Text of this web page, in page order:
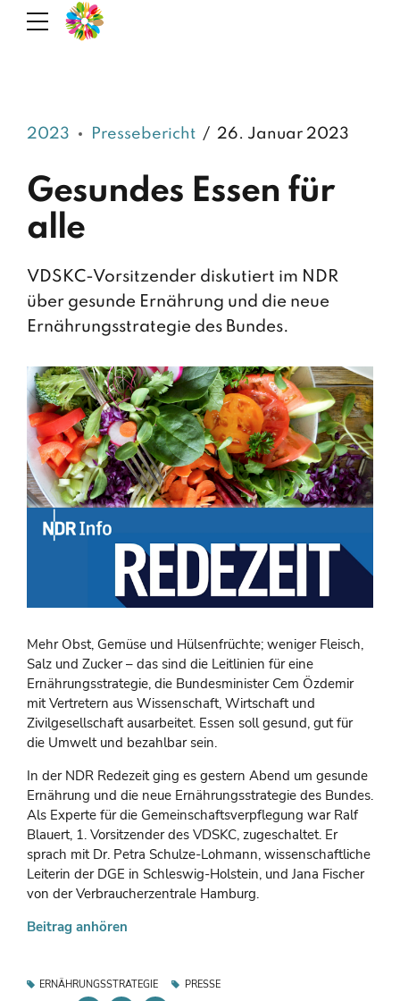
2023 Pressebericht 26. Januar 2023
Gesundes Essen für
alle
VDSKC-Vorsitzender diskutiert im NDR
über gesunde Ernährung und die neue
Ernährungsstrategie des Bundes.
Mehr Obst, Gemüse und Hülsenfrüchte; weniger Fleisch,
Salz und Zucker – das sind die Leitlinien für eine
Ernährungsstrategie, die Bundesminister Cem Özdemir
mit Vertretern aus Wissenschaft, Wirtschaft und
Zivilgesellschaft ausarbeitet. Essen soll gesund, gut für
die Umwelt und bezahlbar sein.
In der NDR Redezeit ging es gestern Abend um gesunde
Ernährung und die neue Ernährungsstrategie des Bundes.
Als Experte für die Gemeinschaftsverpflegung war Ralf
Blauert, 1. Vorsitzender des VDSKC, zugeschaltet. Er
sprach mit Dr. Petra Schulze-Lohmann, wissenschaftliche
Leiterin der DGE in Schleswig-Holstein, und Jana Fischer
von der Verbraucherzentrale Hamburg.
Beitrag anhören
ERNÄHRUNGSSTRATEGIE PRESSE